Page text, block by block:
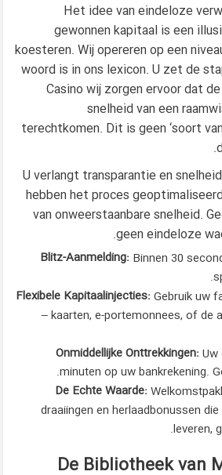
Het idee van eindeloze
gewonnen kapitaal is een
koesteren. Wij opereren op een
woord is in ons lexicon. U zet de
Casino wij zorgen ervoor dat
snelheid van een
terechtkomen. Dit is geen ‘soort
U verlangt transparantie en
hebben het proces
van onweerstaanbare snelheid.
geen eindeloze
Blitz-Aanmelding: Binnen 30
Flexibele Kapitaalinjecties: Gebruik uw
– kaarten, e-portemonnees, of de
Onmiddellijke Onttrekkingen:
minuten op uw bankrekening.
De Echte Waarde:
draaiingen en herlaadbonussen
leveren,
De Bibliotheek van